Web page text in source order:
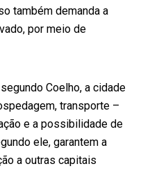
também demanda a
por meio de
Coelho, a cidade
transporte –
e a possibilidade de
ele, garantem a
a outras capitais